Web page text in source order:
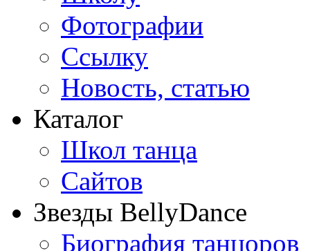
Фотографии
Ссылку
Новость, статью
Каталог
Школ танца
Сайтов
Звезды BellyDance
Биография танцоров